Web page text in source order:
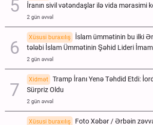
İranın sivil vətəndaşlar ilə vida mərasimi
2 gün əvvəl
Xüsusi buraxılış
İslam ümmətinin bu ilki
tələbi İslam Ümmətinin Şəhid Lideri İmam
2 gün əvvəl
Xidmət
Tramp İranı Yenə Təhdid Etdi:
Sürpriz Oldu
2 gün əvvəl
Xüsusi buraxılış
Foto Xəbər / Ərbəin